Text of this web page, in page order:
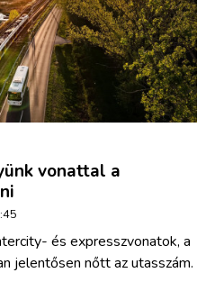
vonattal a
és expresszvonatok, a
jelentősen nőtt az utasszám.